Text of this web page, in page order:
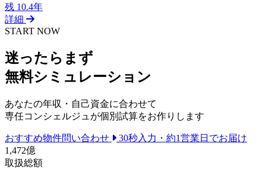
残 10.4年
詳細
START NOW
迷ったらまず
無料シミュレーション
あなたの年収・自己資金に合わせて
専任コンシェルジュが個別試算をお作りします
おすすめ物件問い合わせ
30秒入力・約1営業日でお届け
1,472億
取扱総額